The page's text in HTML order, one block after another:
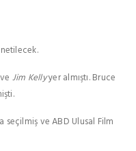
ve Jim Kellyyer almıştı. Bruce
seçilmiş ve ABD Ulusal Film